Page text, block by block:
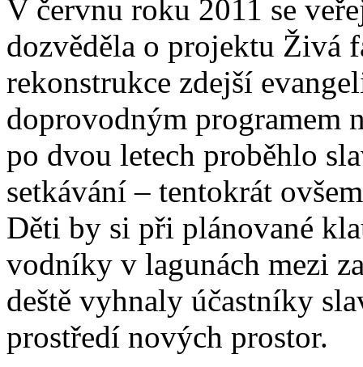
V červnu roku 2011 se
dozvěděla o projektu Živá
rekonstrukce zdejší
doprovodným programem
po dvou letech proběhlo
setkávání – tentokrát
Děti by si při plánované
vodníky v lagunách mezi
deště vyhnaly účastníky
prostředí nových prostor.